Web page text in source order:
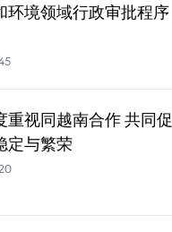
环境领域行政审批程序
重视同越南合作 共同促
定与繁荣